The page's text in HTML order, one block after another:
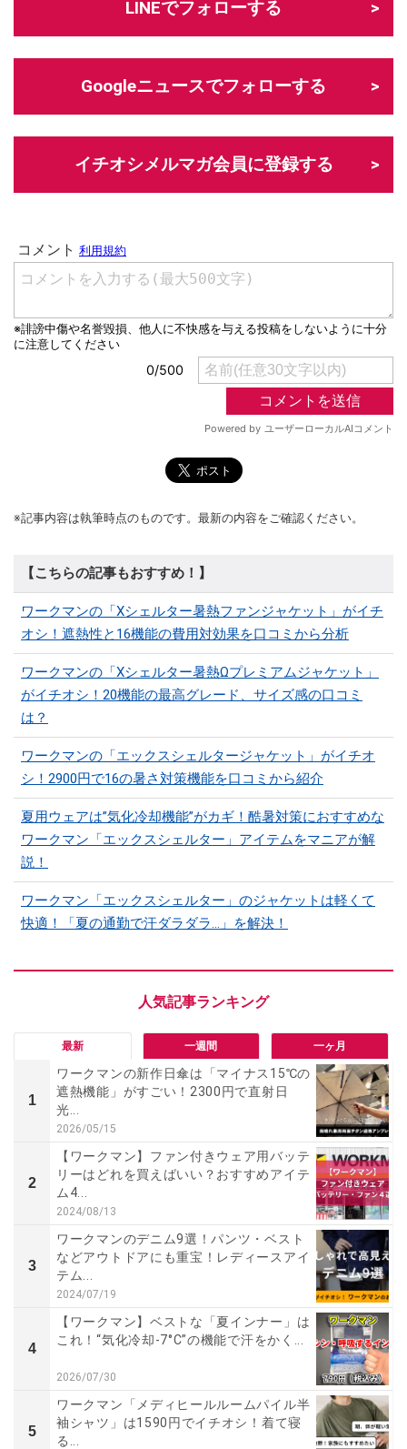
LINEでフォローする
Googleニュースでフォローする
イチオシメルマガ会員に登録する
※記事内容は執筆時点のものです。最新の内容をご確認ください。
【こちらの記事もおすすめ！】
ワークマンの「Xシェルター暑熱ファンジャケット」がイチ
オシ！遮熱性と16機能の費用対効果を口コミから分析
ワークマンの「Xシェルター暑熱Ωプレミアムジャケット」
がイチオシ！20機能の最高グレード、サイズ感の口コミ
は？
ワークマンの「エックスシェルタージャケット」がイチオ
シ！2900円で16の暑さ対策機能を口コミから紹介
夏用ウェアは”気化冷却機能”がカギ！酷暑対策におすすめな
ワークマン「エックスシェルター」アイテムをマニアが解
説！
ワークマン「エックスシェルター」のジャケットは軽くて
快適！「夏の通勤で汗ダラダラ...」を解決！
最新 一週間 一ヶ月
1
ワークマンの新作日傘は「マイナス15℃の
遮熱機能」がすごい！2300円で直射日
光...
2026/05/15
2
【ワークマン】ファン付きウェア用バッテ
リーはどれを買えばいい？おすすめアイテ
ム4...
2024/08/13
3
ワークマンのデニム9選！パンツ・ベスト
などアウトドアにも重宝！レディースアイ
テム...
2024/07/19
4
【ワークマン】ベストな「夏インナー」は
これ！“気化冷却-7°C”の機能で汗をかく...
2026/07/30
5
ワークマン「メディヒールルームパイル半
袖シャツ」は1590円でイチオシ！着て寝
る...